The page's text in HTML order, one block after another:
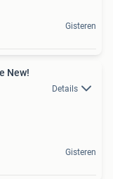
Gisteren
New!
Details
Gisteren